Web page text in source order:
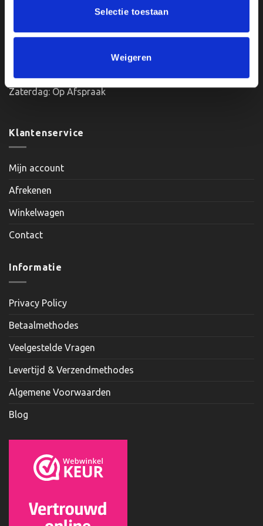
Selectie toestaan
Weigeren
Maandag, Dinsdag, Donderdag, Vrijdag: 12:00 – 17:00
Zaterdag: Op Afspraak
Klantenservice
Mijn account
Afrekenen
Winkelwagen
Contact
Informatie
Privacy Policy
Betaalmethodes
Veelgestelde Vragen
Levertijd & Verzendmethodes
Algemene Voorwaarden
Blog